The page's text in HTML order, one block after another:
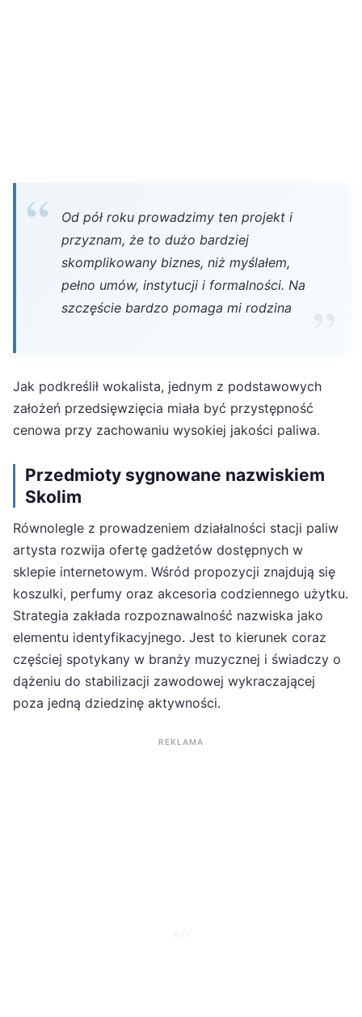
Od pół roku prowadzimy ten projekt i
przyznam, że to dużo bardziej
skomplikowany biznes, niż myślałem,
pełno umów, instytucji i formalności. Na
szczęście bardzo pomaga mi rodzina
Jak podkreślił wokalista, jednym z podstawowych
założeń przedsięwzięcia miała być przystępność
cenowa przy zachowaniu wysokiej jakości paliwa.
Przedmioty sygnowane nazwiskiem
Skolim
Równolegle z prowadzeniem działalności stacji paliw
artysta rozwija ofertę gadżetów dostępnych w
sklepie internetowym. Wśród propozycji znajdują się
koszulki, perfumy oraz akcesoria codziennego użytku.
Strategia zakłada rozpoznawalność nazwiska jako
elementu identyfikacyjnego. Jest to kierunek coraz
częściej spotykany w branży muzycznej i świadczy o
dążeniu do stabilizacji zawodowej wykraczającej
poza jedną dziedzinę aktywności.
REKLAMA